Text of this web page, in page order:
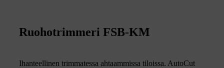
Ruohotrimmeri FSB-KM
Ihanteellinen trimmatessa ahtaammissa tiloissa. AutoCut